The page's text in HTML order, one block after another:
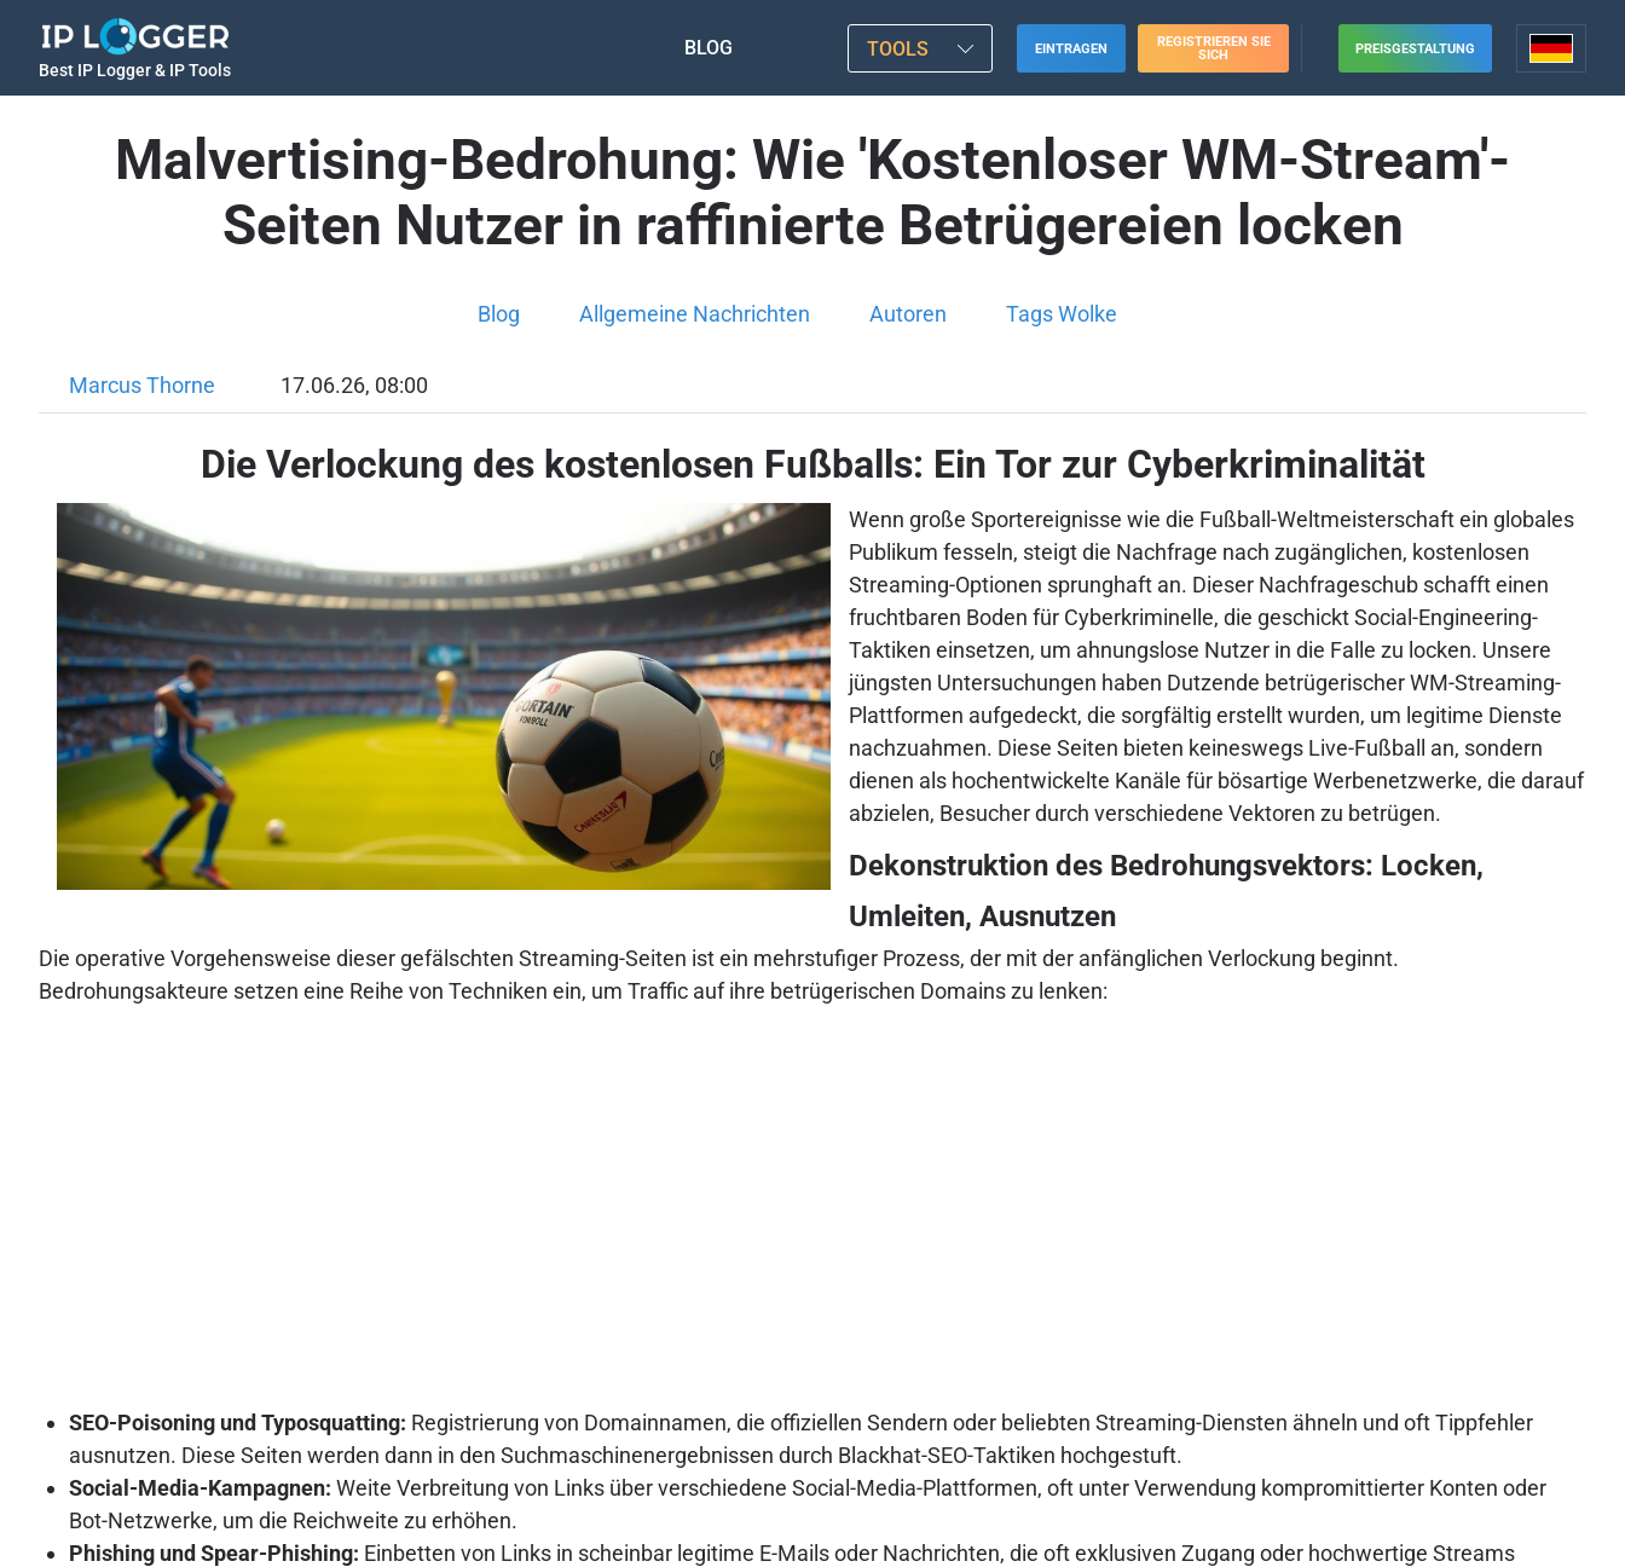
Best IP Logger & IP Tools
BLOG TOOLS EINTRAGEN
REGISTRIEREN SIE
SICH
PREISGESTALTUNG
Malvertising-Bedrohung: Wie 'Kostenloser WM-Stream'-
Seiten Nutzer in raffinierte Betrügereien locken
Blog Allgemeine Nachrichten Autoren Tags Wolke
Marcus Thorne 17.06.26, 08:00
Die Verlockung des kostenlosen Fußballs: Ein Tor zur Cyberkriminalität
Wenn große Sportereignisse wie die Fußball-Weltmeisterschaft ein globales
Publikum fesseln, steigt die Nachfrage nach zugänglichen, kostenlosen
Streaming-Optionen sprunghaft an. Dieser Nachfrageschub schafft einen
fruchtbaren Boden für Cyberkriminelle, die geschickt Social-Engineering-
Taktiken einsetzen, um ahnungslose Nutzer in die Falle zu locken. Unsere
jüngsten Untersuchungen haben Dutzende betrügerischer WM-Streaming-
Plattformen aufgedeckt, die sorgfältig erstellt wurden, um legitime Dienste
nachzuahmen. Diese Seiten bieten keineswegs Live-Fußball an, sondern
dienen als hochentwickelte Kanäle für bösartige Werbenetzwerke, die darauf
abzielen, Besucher durch verschiedene Vektoren zu betrügen.
Dekonstruktion des Bedrohungsvektors: Locken,
Umleiten, Ausnutzen
Die operative Vorgehensweise dieser gefälschten Streaming-Seiten ist ein mehrstufiger Prozess, der mit der anfänglichen Verlockung beginnt.
Bedrohungsakteure setzen eine Reihe von Techniken ein, um Traffic auf ihre betrügerischen Domains zu lenken:
SEO-Poisoning und Typosquatting: Registrierung von Domainnamen, die offiziellen Sendern oder beliebten Streaming-Diensten ähneln und oft Tippfehler
ausnutzen. Diese Seiten werden dann in den Suchmaschinenergebnissen durch Blackhat-SEO-Taktiken hochgestuft.
Social-Media-Kampagnen: Weite Verbreitung von Links über verschiedene Social-Media-Plattformen, oft unter Verwendung kompromittierter Konten oder
Bot-Netzwerke, um die Reichweite zu erhöhen.
Phishing und Spear-Phishing: Einbetten von Links in scheinbar legitime E-Mails oder Nachrichten, die oft exklusiven Zugang oder hochwertige Streams